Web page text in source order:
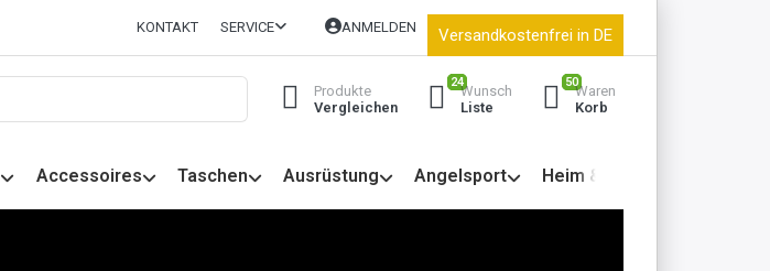
KONTAKT SERVICE ANMELDEN Versandkostenfrei in DE
Produkte
Vergleichen
24
Wunsch
Liste
50
Waren
Korb
Accessoires Taschen Ausrüstung Angelsport Heim & Garten